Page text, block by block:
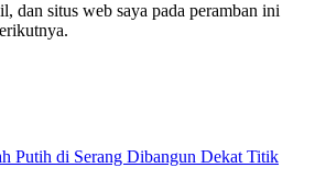
dan situs web saya pada peramban ini